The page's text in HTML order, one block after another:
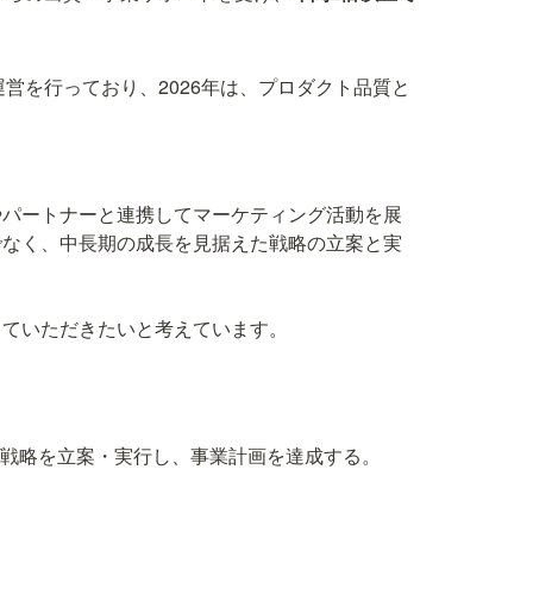
営を行っており、2026年は、プロダクト品質と
ートナーと連携してマーケティング活動を展
く、中長期の成長を見据えた戦略の立案と実